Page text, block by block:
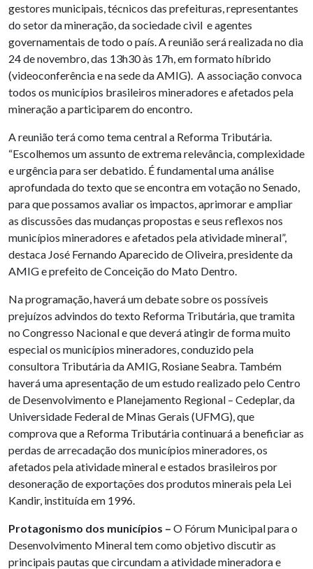
gestores municipais, técnicos das prefeituras, representantes
do setor da mineração, da sociedade civil e agentes
governamentais de todo o país. A reunião será realizada no dia
24 de novembro, das 13h30 às 17h, em formato híbrido
(videoconferência e na sede da AMIG). A associação convoca
todos os municípios brasileiros mineradores e afetados pela
mineração a participarem do encontro.
A reunião terá como tema central a Reforma Tributária.
“Escolhemos um assunto de extrema relevância, complexidade
e urgência para ser debatido. É fundamental uma análise
aprofundada do texto que se encontra em votação no Senado,
para que possamos avaliar os impactos, aprimorar e ampliar
as discussões das mudanças propostas e seus reflexos nos
municípios mineradores e afetados pela atividade mineral”,
destaca José Fernando Aparecido de Oliveira, presidente da
AMIG e prefeito de Conceição do Mato Dentro.
Na programação, haverá um debate sobre os possíveis
prejuízos advindos do texto Reforma Tributária, que tramita
no Congresso Nacional e que deverá atingir de forma muito
especial os municípios mineradores, conduzido pela
consultora Tributária da AMIG, Rosiane Seabra. Também
haverá uma apresentação de um estudo realizado pelo Centro
de Desenvolvimento e Planejamento Regional – Cedeplar, da
Universidade Federal de Minas Gerais (UFMG), que
comprova que a Reforma Tributária continuará a beneficiar as
perdas de arrecadação dos municípios mineradores, os
afetados pela atividade mineral e estados brasileiros por
desoneração de exportações dos produtos minerais pela Lei
Kandir, instituída em 1996.
Protagonismo dos municípios – O Fórum Municipal para o
Desenvolvimento Mineral tem como objetivo discutir as
principais pautas que circundam a atividade mineradora e